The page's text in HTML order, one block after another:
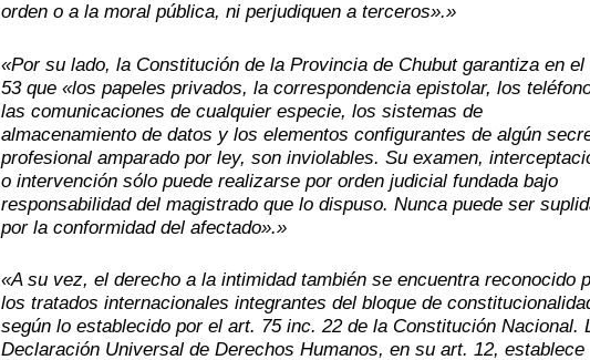
orden o a la moral pública, ni perjudiquen a terceros».»
«Por su lado, la Constitución de la Provincia de Chubut garantiza en el
53 que «los papeles privados, la correspondencia epistolar, los
las comunicaciones de cualquier especie, los sistemas de
almacenamiento de datos y los elementos configurantes de algún
profesional amparado por ley, son inviolables. Su examen,
o intervención sólo puede realizarse por orden judicial fundada bajo
responsabilidad del magistrado que lo dispuso. Nunca puede ser
por la conformidad del afectado».»
«A su vez, el derecho a la intimidad también se encuentra reconocido
los tratados internacionales integrantes del bloque de
según lo establecido por el art. 75 inc. 22 de la Constitución Nacional.
Declaración Universal de Derechos Humanos, en su art. 12, establece